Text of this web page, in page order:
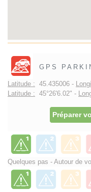
GPS
Latitude : 45.435006 -
Latitude : 45°26'6.02" -
Préparer
Quelques pas - Autour de